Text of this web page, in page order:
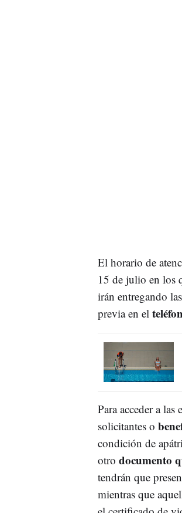
El horario de
15 de julio en los
irán entregando
previa en el
Para acceder a
solicitantes o
condición de
otro documento
tendrán que
mientras que